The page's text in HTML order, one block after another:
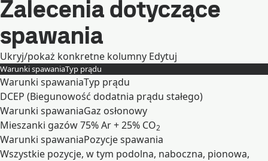
Rozwiń
Zalecenia dotyczące
spawania
Ukryj/pokaż konkretne kolumny Edytuj
Warunki spawaniaTyp prądu
Warunki spawaniaTyp prądu
DCEP (Biegunowość dodatnia prądu stałego)
Warunki spawaniaGaz osłonowy
Mieszanki gazów 75% Ar + 25% CO2
Warunki spawaniaPozycje spawania
Wszystkie pozycje, w tym podolna, naboczna, pionowa,